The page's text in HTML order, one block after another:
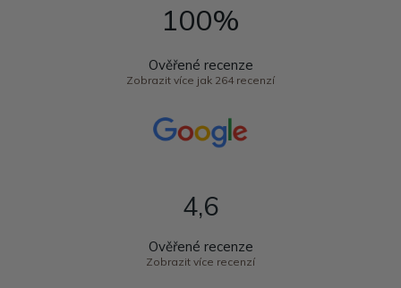
100%
Ověřené recenze
Zobrazit více jak 264 recenzí
4,6
Ověřené recenze
Zobrazit více recenzí